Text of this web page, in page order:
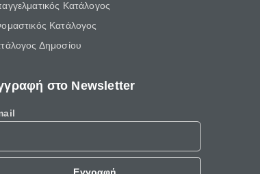
Κατάλογος
Κατάλογος
Δημοσίου
στο Newsletter
Εγγραφή